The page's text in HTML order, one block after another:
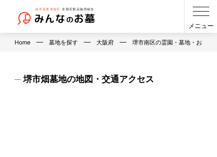
メニュー
Home 墓地を探す 大阪府 堺市南区の霊園・墓地・お墓
堺市畑墓地の地図・交通アクセス